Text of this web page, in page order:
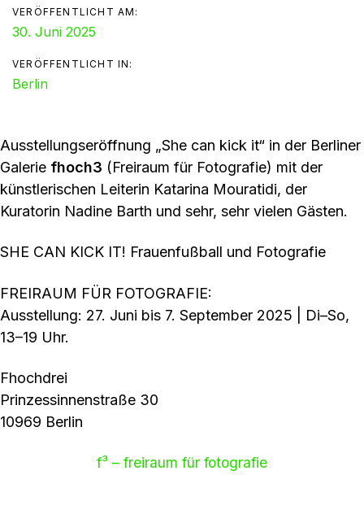
VERÖFFENTLICHT AM:
30. Juni 2025
VERÖFFENTLICHT IN:
Berlin
Ausstellungseröffnung „She can kick it“ in der Berliner
Galerie fhoch3 (Freiraum für Fotografie) mit der
künstlerischen Leiterin Katarina Mouratidi, der
Kuratorin Nadine Barth und sehr, sehr vielen Gästen.
SHE CAN KICK IT! Frauenfußball und Fotografie
FREIRAUM FÜR FOTOGRAFIE:
Ausstellung: 27. Juni bis 7. September 2025 | Di–So,
13–19 Uhr.
Fhochdrei
Prinzessinnenstraße 30
10969 Berlin
f³ – freiraum für fotografie